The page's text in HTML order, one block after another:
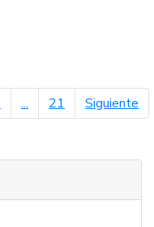
... 21 Siguiente